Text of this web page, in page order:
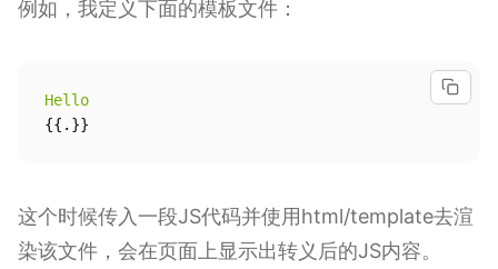
例如，我定义下面的模板文件：
Hello
{{.}}
这个时候传入一段JS代码并使用html/template去渲
染该文件，会在页面上显示出转义后的JS内容。